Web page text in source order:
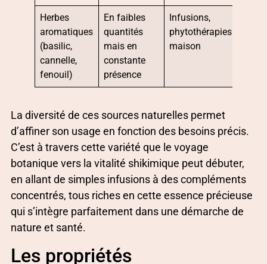
Herbes
aromatiques
(basilic,
cannelle,
fenouil)
En faibles
quantités
mais en
constante
présence
Infusions,
phytothérapies
maison
La diversité de ces sources naturelles permet
d’affiner son usage en fonction des besoins précis.
C’est à travers cette variété que le voyage
botanique vers la vitalité shikimique peut débuter,
en allant de simples infusions à des compléments
concentrés, tous riches en cette essence précieuse
qui s’intègre parfaitement dans une démarche de
nature et santé.
Les propriétés